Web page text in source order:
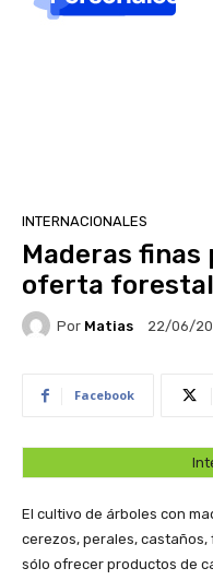
INTERNACIONALES
Maderas
oferta forestal
Por Matias 22/06/
Facebook
El cultivo de árboles con
cerezos, perales,
sólo ofrecer productos de